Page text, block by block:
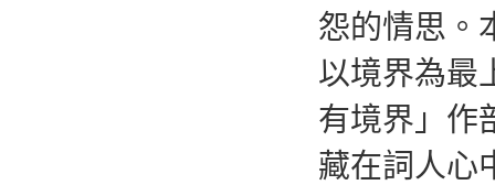
怨的情思。
以境界為最
有境界」作
藏在詞人心